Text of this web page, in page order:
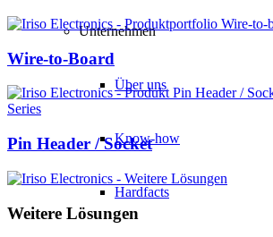
Unternehmen
Über uns
Know-how
Hardfacts
Wire-to-Board
Pin Header / Socket
Weitere Lösungen